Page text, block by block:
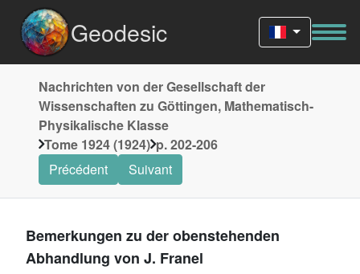
Geodesic
Nachrichten von der Gesellschaft der
Wissenschaften zu Göttingen, Mathematisch-
Physikalische Klasse
Tome 1924 (1924) p. 202-206
Précédent
Suivant
Bemerkungen zu der obenstehenden
Abhandlung von J. Franel